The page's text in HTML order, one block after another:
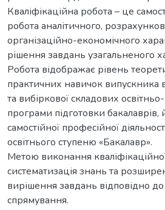
Кваліфікаційна робота – це
робота аналітичного,
організаційно-економічного
рішення завдань узагальненого
Робота відображає рівень
практичних навичок випускника
та вибіркової складових
програми підготовки бакалаврів,
самостійної професійної
освітнього ступеню «Бакалавр».
Метою виконання
систематизація знань та
вирішення завдань відповідно
спрямування.